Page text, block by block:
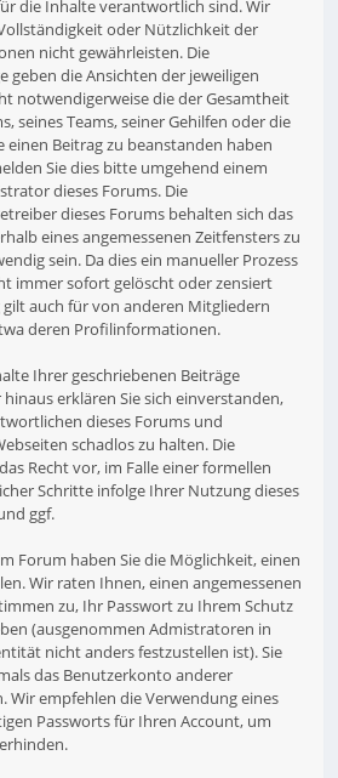
die Inhalte verantwortlich sind. Wir
oder Nützlichkeit der
nicht gewährleisten. Die
geben die Ansichten der jeweiligen
notwendigerweise die der Gesamtheit
seines Teams, seiner Gehilfen oder die
einen Beitrag zu beanstanden haben
Sie dies bitte umgehend einem
dieses Forums. Die
dieses Forums behalten sich das
eines angemessenen Zeitfensters zu
sein. Da dies ein manueller Prozess
immer sofort gelöscht oder zensiert
gilt auch für von anderen Mitgliedern
deren Profilinformationen.
Ihrer geschriebenen Beiträge
erklären Sie sich einverstanden,
dieses Forums und
schadlos zu halten. Die
Recht vor, im Falle einer formellen
Schritte infolge Ihrer Nutzung dieses
ggf.
Forum haben Sie die Möglichkeit, einen
Wir raten Ihnen, einen angemessenen
zu, Ihr Passwort zu Ihrem Schutz
(ausgenommen Admistratoren in
nicht anders festzustellen ist). Sie
das Benutzerkonto anderer
Wir empfehlen die Verwendung eines
Passworts für Ihren Account, um